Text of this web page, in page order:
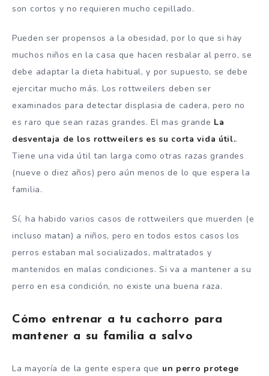
son cortos y no requieren mucho cepillado.
Pueden ser propensos a la obesidad, por lo que si hay
muchos niños en la casa que hacen resbalar al perro, se
debe adaptar la dieta habitual, y por supuesto, se debe
ejercitar mucho más. Los rottweilers deben ser
examinados para detectar displasia de cadera, pero no
es raro que sean razas grandes. El mas grande La
desventaja de los rottweilers es su corta vida útil..
Tiene una vida útil tan larga como otras razas grandes
(nueve o diez años) pero aún menos de lo que espera la
familia.
Sí, ha habido varios casos de rottweilers que muerden (e
incluso matan) a niños, pero en todos estos casos los
perros estaban mal socializados, maltratados y
mantenidos en malas condiciones. Si va a mantener a su
perro en esa condición, no existe una buena raza.
Cómo entrenar a tu cachorro para
mantener a su familia a salvo
La mayoría de la gente espera que un perro protege